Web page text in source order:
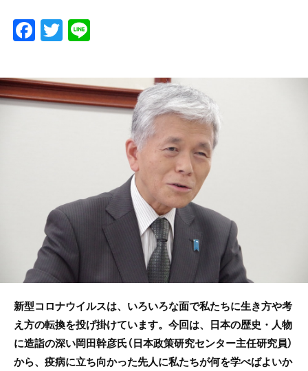
F
a
c
e
b
T
w
itt
er
e
新型コロナウイルスは、いろいろな面で私たちに生き方や考
え方の転換を投げ掛けています。今回は、日本の歴史・人物
に造詣の深い岡田幹彦氏（日本政策研究センター主任研究員）
から、疫病に立ち向かった先人に私たちが何を学べばよいか